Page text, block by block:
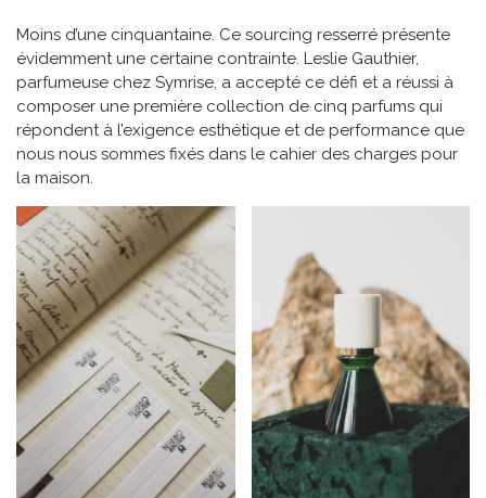
Moins d’une cinquantaine. Ce sourcing resserré présente
évidemment une certaine contrainte. Leslie Gauthier,
parfumeuse chez Symrise, a accepté ce défi et a réussi à
composer une première collection de cinq parfums qui
répondent à l’exigence esthétique et de performance que
nous nous sommes fixés dans le cahier des charges pour
la maison.